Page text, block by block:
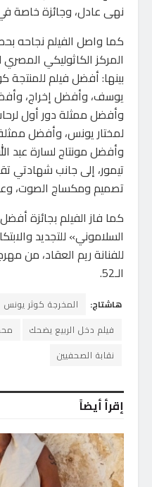
نهى عادل، وجائزة خاصة في
بينها: أفضل فيلم للمنتجة
يوسف، وأفضل إخراج،
وأفضل ممثلة دور أول
لمختار يونس، وأفضل
وأفضل مونتاج لسارة عبد
تيمور، إلى جانب شهادتي
تصميم ومكساج الصوت،
كما فاز الفيلم بجائزة
السلاموني» للتجديد
للفنانة ريم العقاد، من
الـ52.
هاشتاج: المخرجة كوثر يونس
فيلم دخل الربيع يضحك
نقابة الصحفيين
إقرأ أيضاً